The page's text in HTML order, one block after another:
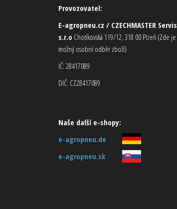
Provozovatel:
E-agropneu.cz / CZECHMASTER Servis
s.r.o Chotíkovská 119/12, 318 00 Plzeň (Zde je
možný osobní odběr zboží)
IČ: 28417089
DIČ: CZ28417089
Naše další e-shopy:
e-agropneu.de
e-agropneu.sk